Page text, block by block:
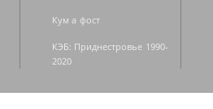
Кум а фост
КЭБ: Приднестровье 1990-
2020